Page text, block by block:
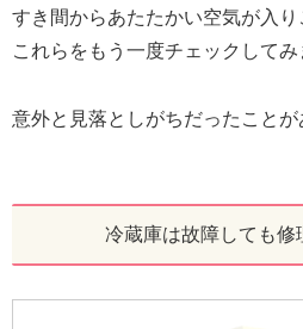
すき間からあたたかい空気が入り
これらをもう一度チェックしてみ
意外と見落としがちだったことが
冷蔵庫は故障しても修